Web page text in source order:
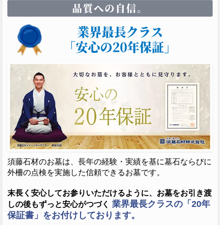
首都圏各地をの優良霊園パンフレットを一同に集めま
した。東京・多摩 / 埼玉 / 神奈川 / 茨城・千葉の4エリ
アごとにコーナー分けしています。
ガラスのお墓「エテルノルーチェ」 （須藤石材開発）
品質への自信。
業界最長クラス
「安心の20年保証」
須藤石材のお墓は、長年の経験・実績を基に墓石ならびに
外柵の点検を実施した信頼できるお墓です。
末長く安心してお参りいただけるように、お墓をお引き渡
しの後もずっと安心がつづく 業界最長クラスの「20年
保証書」をお付けしております。